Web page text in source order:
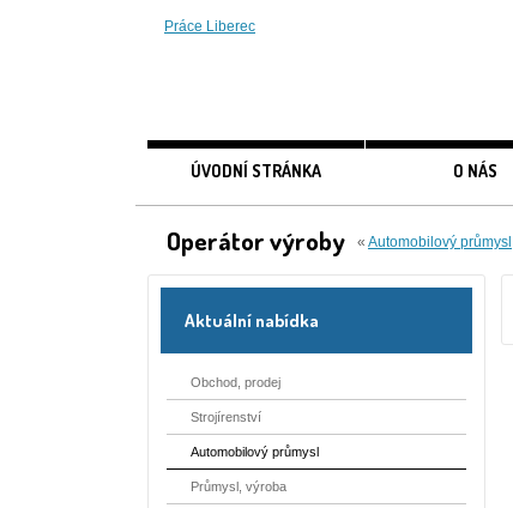
Práce Liberec
ÚVODNÍ STRÁNKA O NÁS
Operátor výroby « Automobilový průmysl
Aktuální nabídka
Obchod, prodej
Strojírenství
Automobilový průmysl
Průmysl, výroba